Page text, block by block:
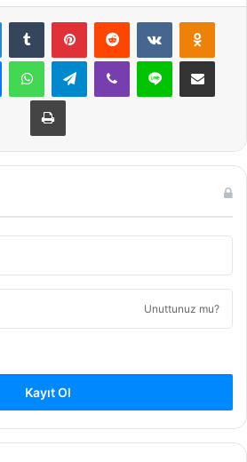
LinkedInTumblr PinterestReddit VKontakte
MessengerWhatsAppTelegramViber Line E-Posta ile
Yazdır
Unuttunuz mu?
Kayıt Ol